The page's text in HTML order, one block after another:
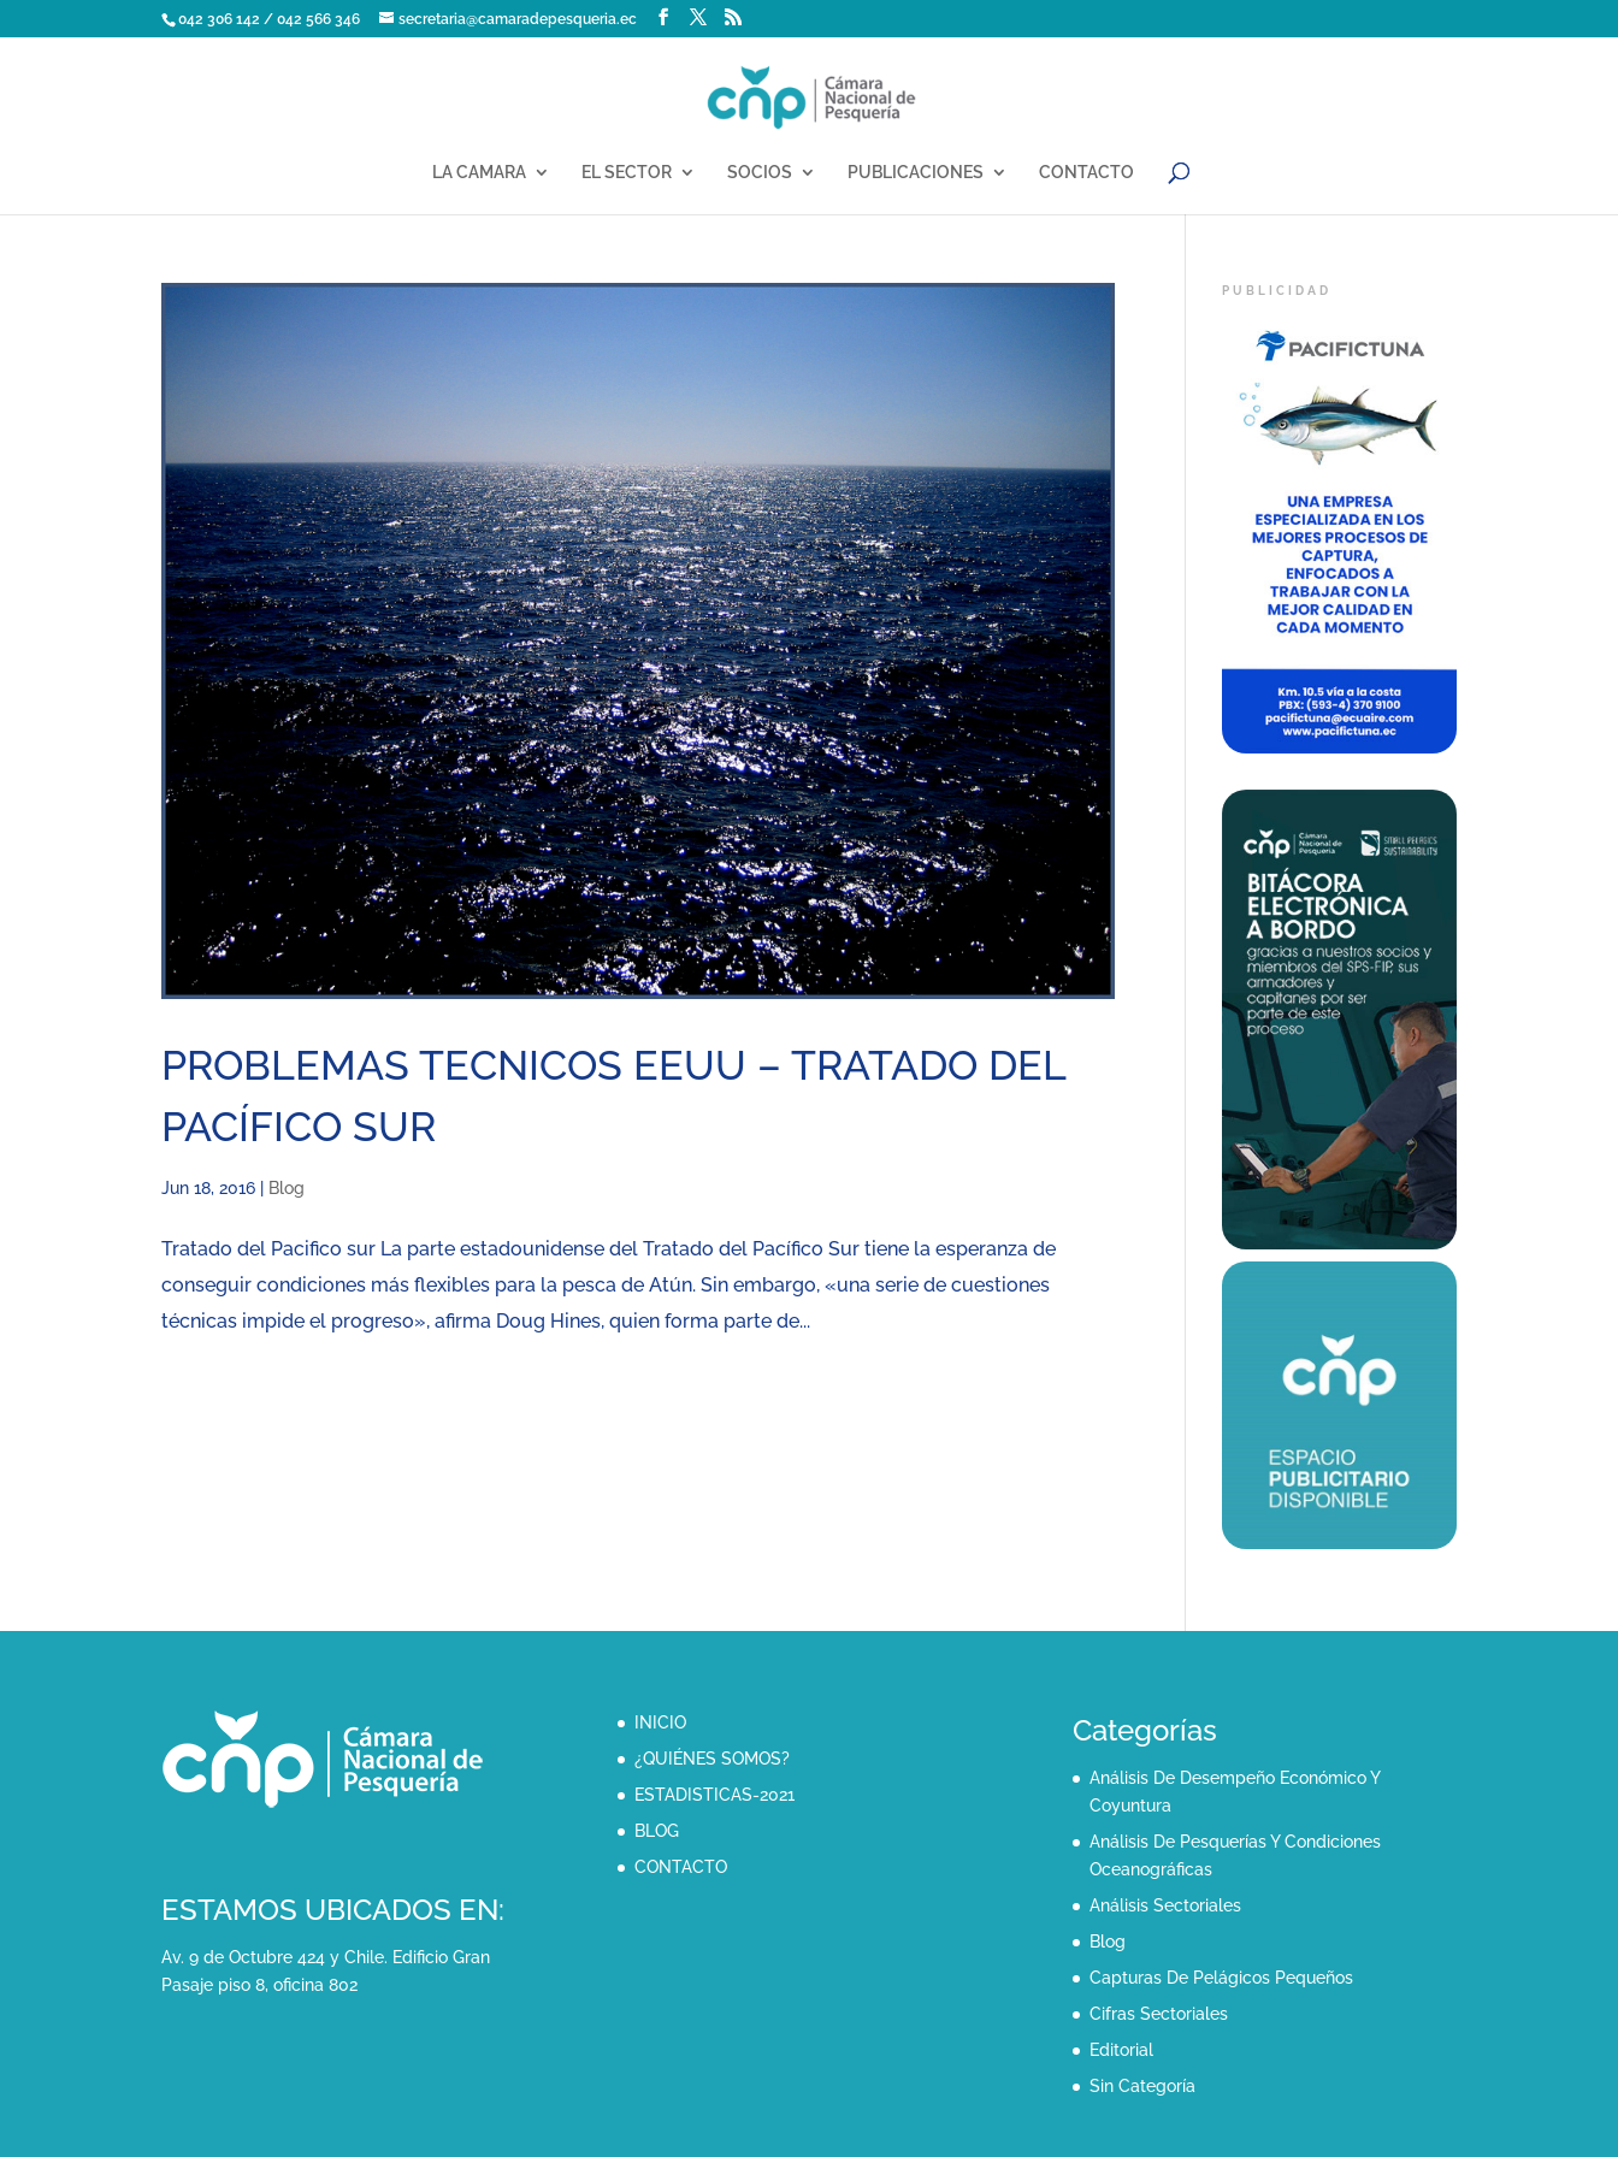
042 306 142 / 042 566 346 secretaria@camaradepesqueria.ec
LA CAMARA EL SECTOR SOCIOS PUBLICACIONES CONTACTO
PROBLEMAS TECNICOS EEUU – TRATADO DEL
PACÍFICO SUR
Jun 18, 2016 Blog
Tratado del Pacifico sur La parte estadounidense del Tratado del Pacífico Sur tiene la esperanza de
conseguir condiciones más flexibles para la pesca de Atún. Sin embargo, «una serie de cuestiones
técnicas impide el progreso», afirma Doug Hines, quien forma parte de...
ESTAMOS UBICADOS EN:
Av. 9 de Octubre 424 y Chile. Edificio Gran
Pasaje piso 8, oficina 802
INICIO
¿QUIÉNES SOMOS?
ESTADISTICAS-2021
BLOG
CONTACTO
Categorías
Análisis De Desempeño Económico Y
Coyuntura
Análisis De Pesquerías Y Condiciones
Oceanográficas
Análisis Sectoriales
Blog
Capturas De Pelágicos Pequeños
Cifras Sectoriales
Editorial
Sin Categoría